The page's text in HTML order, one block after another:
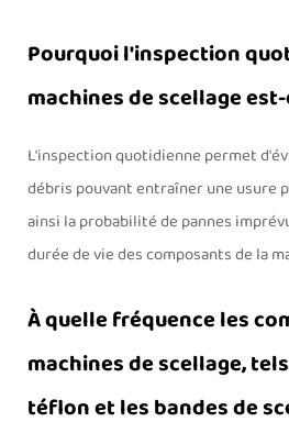
Pourquoi l'inspection
machines de scellage
L'inspection quotidienne permet
débris pouvant entraîner une usure
ainsi la probabilité de pannes
durée de vie des composants de la
À quelle fréquence les
machines de scellage,
téflon et les bandes de